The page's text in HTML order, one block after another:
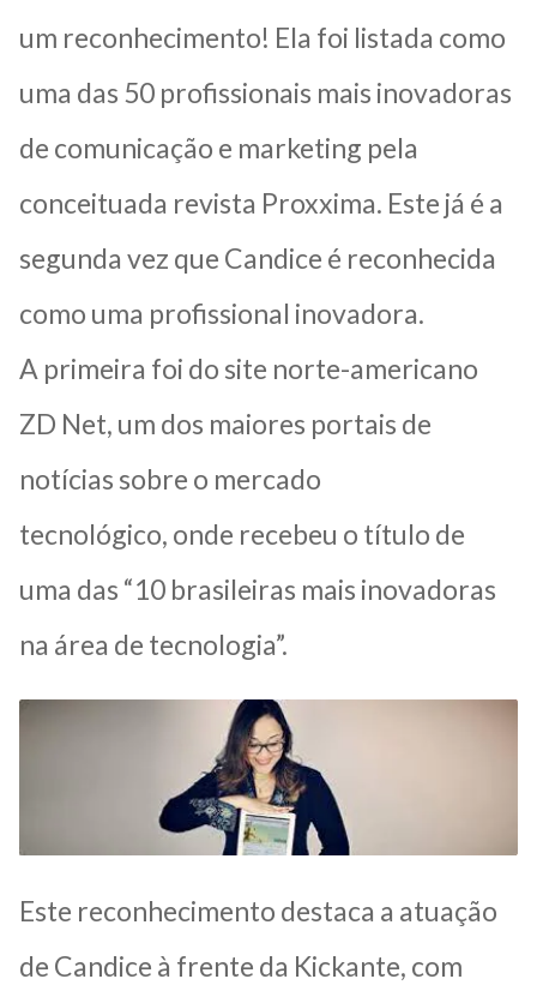
um reconhecimento! Ela foi listada como
uma das 50 profissionais mais inovadoras
de comunicação e marketing pela
conceituada revista Proxxima. Este já é a
segunda vez que Candice é reconhecida
como uma profissional inovadora.
A primeira foi do site norte-americano
ZD Net, um dos maiores portais de
notícias sobre o mercado
tecnológico, onde recebeu o título de
uma das “10 brasileiras mais inovadoras
na área de tecnologia”.
Este reconhecimento destaca a atuação
de Candice à frente da Kickante, com